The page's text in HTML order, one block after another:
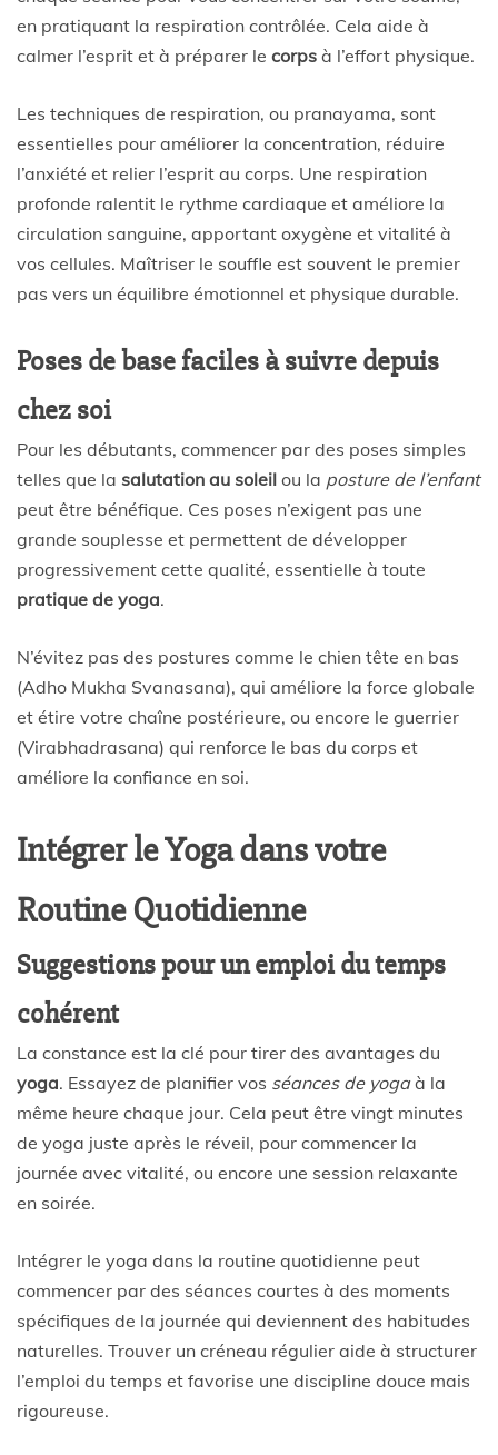
en pratiquant la respiration contrôlée. Cela aide à
calmer l’esprit et à préparer le corps à l’effort physique.
Les techniques de respiration, ou pranayama, sont
essentielles pour améliorer la concentration, réduire
l’anxiété et relier l’esprit au corps. Une respiration
profonde ralentit le rythme cardiaque et améliore la
circulation sanguine, apportant oxygène et vitalité à
vos cellules. Maîtriser le souffle est souvent le premier
pas vers un équilibre émotionnel et physique durable.
Poses de base faciles à suivre depuis
chez soi
Pour les débutants, commencer par des poses simples
telles que la salutation au soleil ou la posture de l’enfant
peut être bénéfique. Ces poses n’exigent pas une
grande souplesse et permettent de développer
progressivement cette qualité, essentielle à toute
pratique de yoga.
N’évitez pas des postures comme le chien tête en bas
(Adho Mukha Svanasana), qui améliore la force globale
et étire votre chaîne postérieure, ou encore le guerrier
(Virabhadrasana) qui renforce le bas du corps et
améliore la confiance en soi.
Intégrer le Yoga dans votre
Routine Quotidienne
Suggestions pour un emploi du temps
cohérent
La constance est la clé pour tirer des avantages du
yoga. Essayez de planifier vos séances de yogaà la
même heure chaque jour. Cela peut être vingt minutes
de yoga juste après le réveil, pour commencer la
journée avec vitalité, ou encore une session relaxante
en soirée.
Intégrer le yoga dans la routine quotidienne peut
commencer par des séances courtes à des moments
spécifiques de la journée qui deviennent des habitudes
naturelles. Trouver un créneau régulier aide à structurer
l’emploi du temps et favorise une discipline douce mais
rigoureuse.